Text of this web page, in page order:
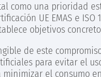
como una prioridad
UE EMAS e
objetivos
de este
para evitar el
el